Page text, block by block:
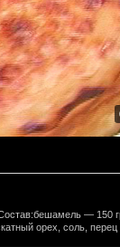
—
орех, соль, перец